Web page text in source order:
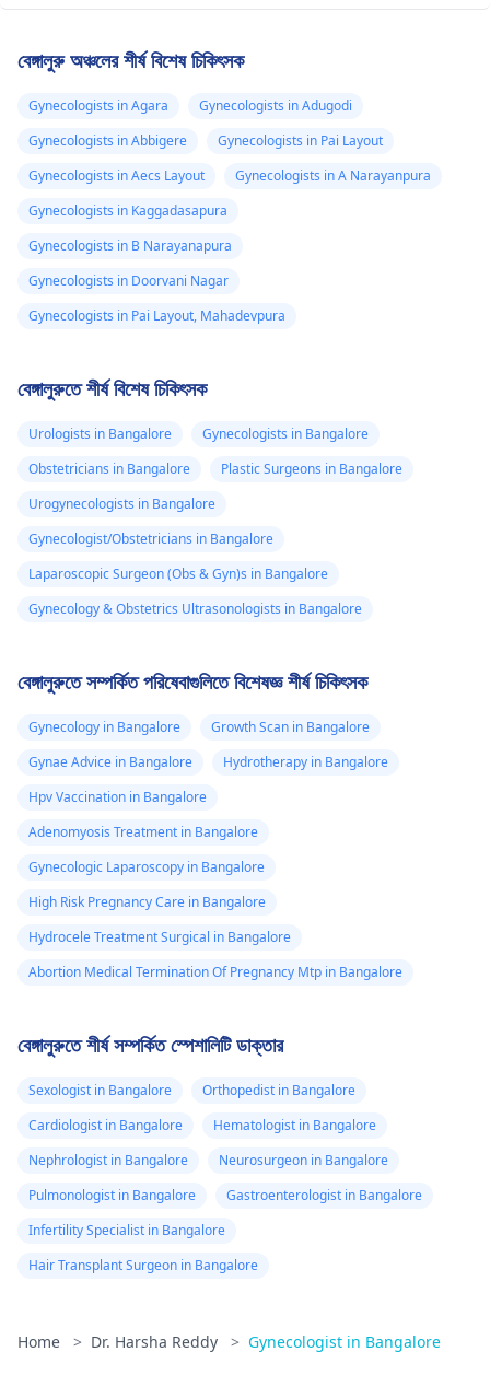
বেঙ্গালুরু অঞ্চলের শীর্ষ বিশেষ চিকিৎসক
Gynecologists in Agara
Gynecologists in Adugodi
Gynecologists in Abbigere
Gynecologists in Pai Layout
Gynecologists in Aecs Layout
Gynecologists in A Narayanpura
Gynecologists in Kaggadasapura
Gynecologists in B Narayanapura
Gynecologists in Doorvani Nagar
Gynecologists in Pai Layout, Mahadevpura
বেঙ্গালুরুতে শীর্ষ বিশেষ চিকিৎসক
Urologists in Bangalore
Gynecologists in Bangalore
Obstetricians in Bangalore
Plastic Surgeons in Bangalore
Urogynecologists in Bangalore
Gynecologist/Obstetricians in Bangalore
Laparoscopic Surgeon (Obs & Gyn)s in Bangalore
Gynecology & Obstetrics Ultrasonologists in Bangalore
বেঙ্গালুরুতে সম্পর্কিত পরিষেবাগুলিতে বিশেষজ্ঞ শীর্ষ চিকিৎসক
Gynecology in Bangalore
Growth Scan in Bangalore
Gynae Advice in Bangalore
Hydrotherapy in Bangalore
Hpv Vaccination in Bangalore
Adenomyosis Treatment in Bangalore
Gynecologic Laparoscopy in Bangalore
High Risk Pregnancy Care in Bangalore
Hydrocele Treatment Surgical in Bangalore
Abortion Medical Termination Of Pregnancy Mtp in Bangalore
বেঙ্গালুরুতে শীর্ষ সম্পর্কিত স্পেশালিটি ডাক্তার
Sexologist in Bangalore
Orthopedist in Bangalore
Cardiologist in Bangalore
Hematologist in Bangalore
Nephrologist in Bangalore
Neurosurgeon in Bangalore
Pulmonologist in Bangalore
Gastroenterologist in Bangalore
Infertility Specialist in Bangalore
Hair Transplant Surgeon in Bangalore
Home > Dr. Harsha Reddy > Gynecologist in Bangalore